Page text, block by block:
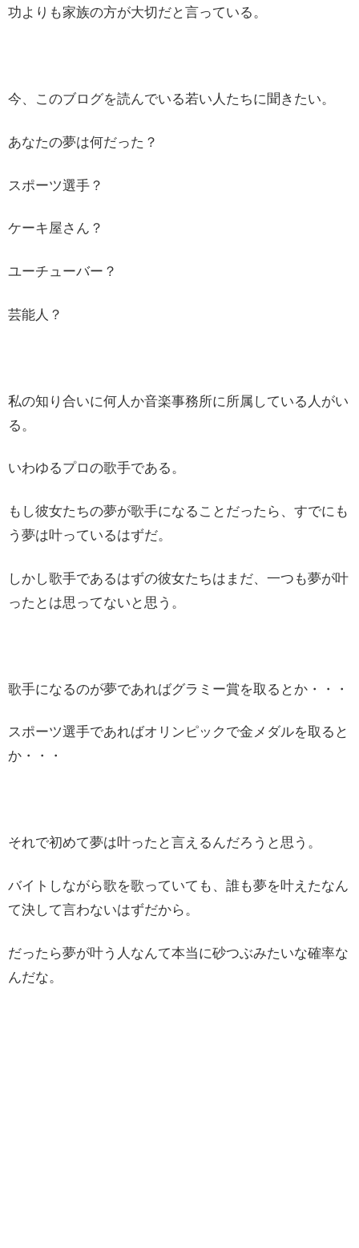
功よりも家族の方が大切だと言っている。
今、このブログを読んでいる若い人たちに聞きたい。
あなたの夢は何だった？
スポーツ選手？
ケーキ屋さん？
ユーチューバー？
芸能人？
私の知り合いに何人か音楽事務所に所属している人がい
る。
いわゆるプロの歌手である。
もし彼女たちの夢が歌手になることだったら、すでにも
う夢は叶っているはずだ。
しかし歌手であるはずの彼女たちはまだ、一つも夢が叶
ったとは思ってないと思う。
歌手になるのが夢であればグラミー賞を取るとか・・・
スポーツ選手であればオリンピックで金メダルを取ると
か・・・
それで初めて夢は叶ったと言えるんだろうと思う。
バイトしながら歌を歌っていても、誰も夢を叶えたなん
て決して言わないはずだから。
だったら夢が叶う人なんて本当に砂つぶみたいな確率な
んだな。